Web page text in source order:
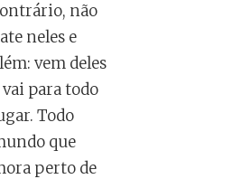
não
neles e
vem deles
vai para todo
Todo
que
perto de